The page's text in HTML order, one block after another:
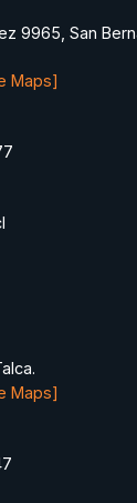
9965, San
Maps]
Maps]